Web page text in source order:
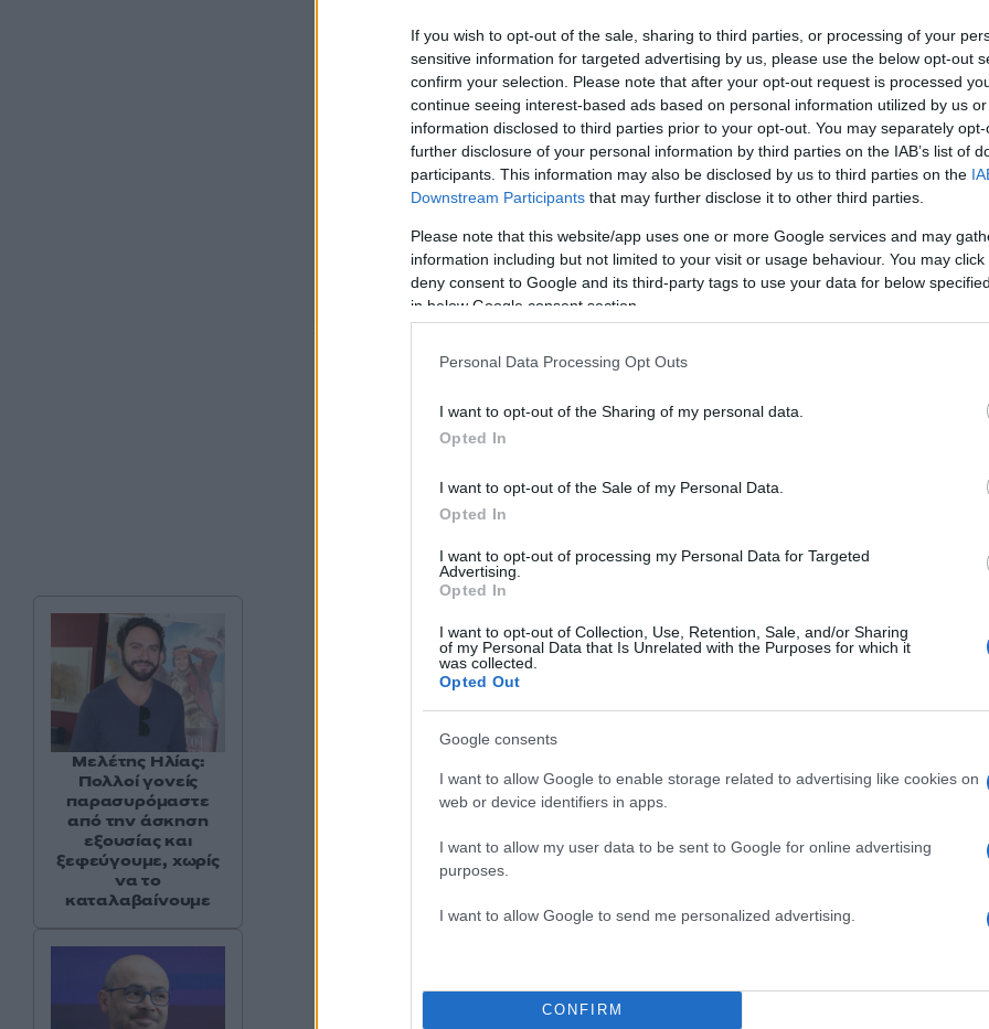
If you wish to opt-out of the sale, sharing to third parties, or processing of your
sensitive information for targeted advertising by us, please use the below opt-out
confirm your selection. Please note that after your opt-out request is processed
continue seeing interest-based ads based on personal information utilized by us
information disclosed to third parties prior to your opt-out. You may separately
further disclosure of your personal information by third parties on the IAB’s list of
participants. This information may also be disclosed by us to third parties on the
Downstream Participants that may further disclose it to other third parties.
Please note that this website/app uses one or more Google services and may
information including but not limited to your visit or usage behaviour. You may
deny consent to Google and its third-party tags to use your data for below
in below Google consent section.
Personal Data Processing Opt Outs
I want to opt-out of the Sharing of my personal data.
Opted In
I want to opt-out of the Sale of my Personal Data.
Opted In
I want to opt-out of processing my Personal Data for Targeted
Advertising.
Opted In
I want to opt-out of Collection, Use, Retention, Sale, and/or Sharing
of my Personal Data that Is Unrelated with the Purposes for which it
was collected.
Opted Out
Google consents
I want to allow Google to enable storage related to advertising like cookies on
web or device identifiers in apps.
I want to allow my user data to be sent to Google for online advertising
purposes.
I want to allow Google to send me personalized advertising.
CONFIRM
Στο τέλος πήρε το μικρόφωνο και υποσχέθηκε να του χρόνου να κάνει
καλύτερη επίδοση από τη φετινή. Ξεκίνησε την ομιλία του λέγοντας «έλα
Μελέτης Ηλίας:
Πολλοί γονείς
παρασυρόμαστε
από την άσκηση
εξουσίας και
ξεφεύγουμε, χωρίς
να το
καταλαβαίνουμε